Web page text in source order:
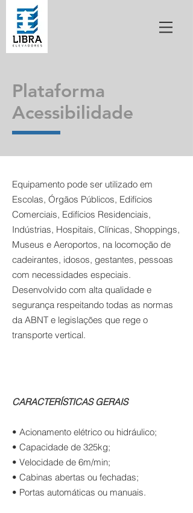
Plataforma
Acessibilidade
Equipamento pode ser utilizado em
Escolas, Órgãos Públicos, Edifícios
Comerciais, Edifícios Residenciais,
Indústrias, Hospitais, Clínicas, Shoppings,
Museus e Aeroportos, na locomoção de
cadeirantes, idosos, gestantes, pessoas
com necessidades especiais.
Desenvolvido com alta qualidade e
segurança respeitando todas as normas
da ABNT e legislações que rege o
transporte vertical.
CARACTERÍSTICAS GERAIS
• Acionamento elétrico ou hidráulico;
• Capacidade de 325kg;
• Velocidade de 6m/min;
• Cabinas abertas ou fechadas;
• Portas automáticas ou manuais.